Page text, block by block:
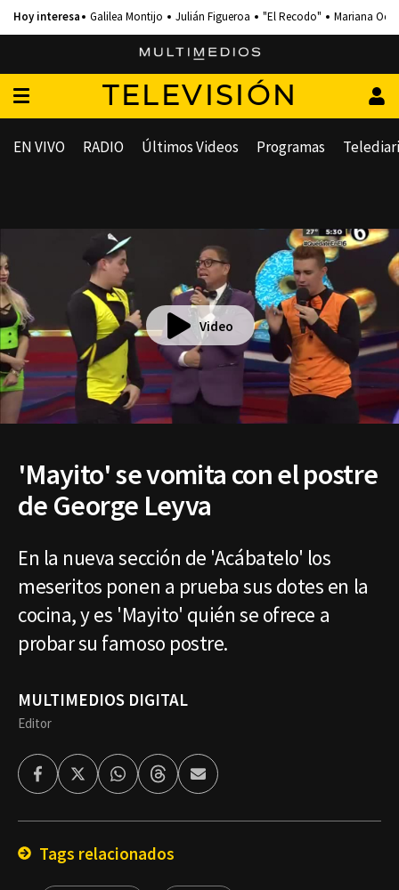
Galilea Montijo Julián Figueroa "El Recodo" Mariana
TELEVISIÓN
EN VIVO RADIO Últimos Videos Programas
Video
'Mayito' se vomita con el postre
de George Leyva
En la nueva sección de 'Acábatelo' los
meseritos ponen a prueba sus dotes en la
cocina, y es 'Mayito' quién se ofrece a
probar su famoso postre.
MULTIMEDIOS DIGITAL
Editor
FacebookTwitterWhatsappThreadsEnviar
por
Tags relacionados